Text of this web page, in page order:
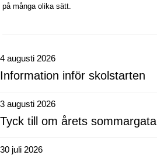
på många olika sätt.
4 augusti 2026
Information inför skolstarten
3 augusti 2026
Tyck till om årets sommargata
30 juli 2026